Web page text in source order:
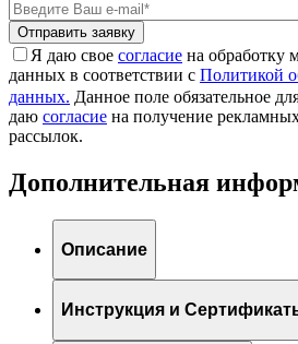
Я даю свое согласие на обработку
данных в соответствии с Политикой
данных. Данное поле обязательное
даю согласие на получение
рассылок.
Дополнительная
Описание
Инструкция и